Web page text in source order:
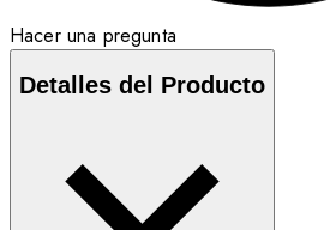
Hacer una pregunta
Detalles del Producto